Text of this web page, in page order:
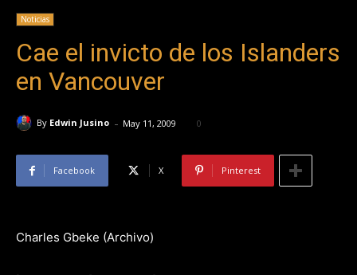
Noticias
Cae el invicto de los Islanders
en Vancouver
By Edwin Jusino - May 11, 2009 0
Facebook X Pinterest
Charles Gbeke (Archivo)